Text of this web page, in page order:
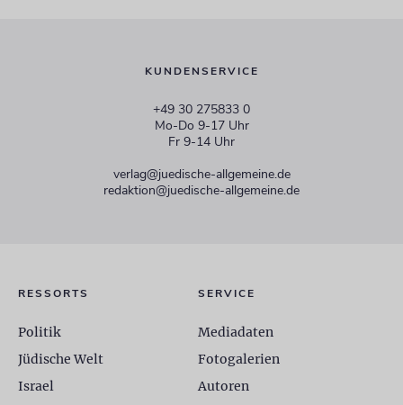
KUNDENSERVICE
+49 30 275833 0
Mo-Do 9-17 Uhr
Fr 9-14 Uhr
verlag@juedische-allgemeine.de
redaktion@juedische-allgemeine.de
RESSORTS
Politik
Jüdische Welt
Israel
SERVICE
Mediadaten
Fotogalerien
Autoren